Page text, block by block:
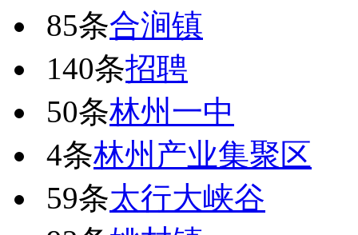
85条合涧镇
140条招聘
50条林州一中
4条林州产业集聚区
59条太行大峡谷